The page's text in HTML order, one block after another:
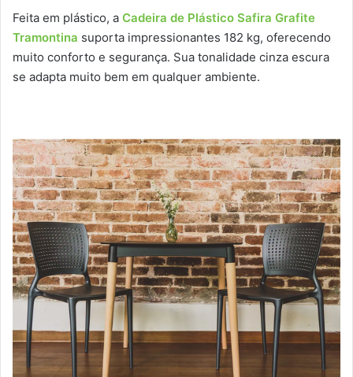
Feita em plástico, a Cadeira de Plástico Safira Grafite
Tramontina suporta impressionantes 182 kg, oferecendo
muito conforto e segurança. Sua tonalidade cinza escura
se adapta muito bem em qualquer ambiente.